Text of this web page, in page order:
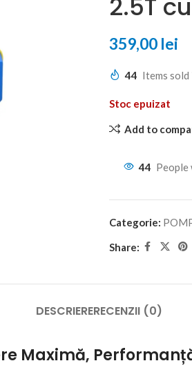
2.5T
359,00 lei
44 Items sold
Stoc epuizat
Add to
44 People
Categorie:
Share:
DESCRIERERECENZII (0)
Maximă,